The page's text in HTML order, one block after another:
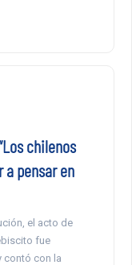
chilenos
a pensar en
el acto de
fue
contó con la